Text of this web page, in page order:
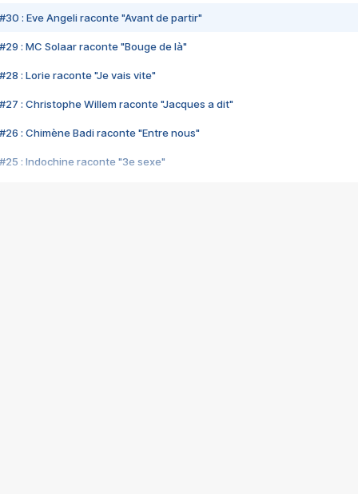
#30 : Eve Angeli raconte "Avant de partir"
#29 : MC Solaar raconte "Bouge de là"
#28 : Lorie raconte "Je vais vite"
#27 : Christophe Willem raconte "Jacques a dit"
#26 : Chimène Badi raconte "Entre nous"
#25 : Indochine raconte "3e sexe"